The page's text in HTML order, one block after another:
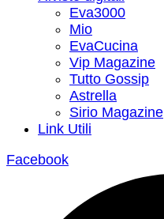
Eva3000
Mio
EvaCucina
Vip Magazine
Tutto Gossip
Astrella
Sirio Magazine
Link Utili
Facebook